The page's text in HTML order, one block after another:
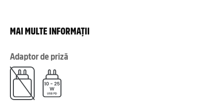
MAI MULTE INFORMAȚII
Adaptor de priză